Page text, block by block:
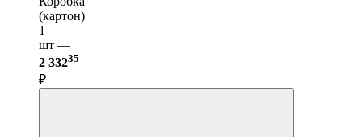
(картон)
1
шт —
2 33235
₽